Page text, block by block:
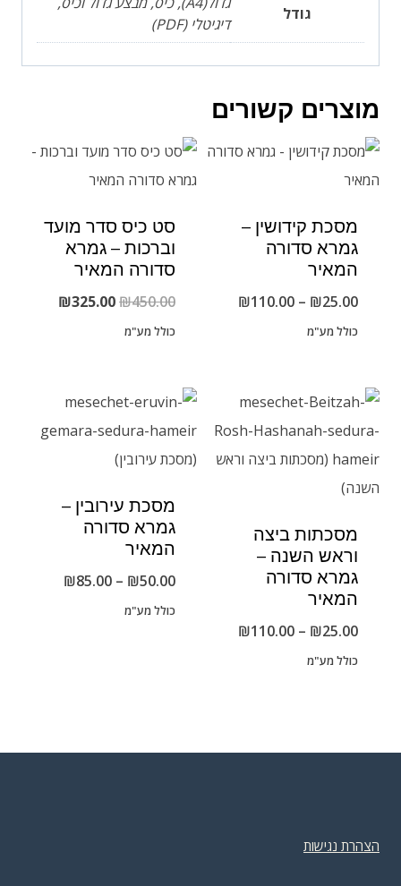
גודל
דיגיטלי (PDF)
מוצרים קשורים
מסכת קידושין –
גמרא סדורה
המאיר
₪25.00
–
₪110.00
כולל מע"מ
סט כיס סדר מועד
וברכות – גמרא
סדורה המאיר
₪450.00
המחיר ₪325.00
כולל מע"מ
מסכתות ביצה
וראש השנה –
גמרא סדורה
המאיר
₪25.00
–
₪110.00
כולל מע"מ
מסכת עירובין –
גמרא סדורה
המאיר
₪50.00
–
₪85.00
כולל מע"מ
הצהרת נגישות